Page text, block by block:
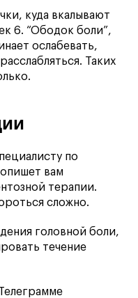
куда вкалывают
6. “Ободок боли”,
ослабевать,
Таких
по
вам
терапии.
сложно.
головной боли,
течение